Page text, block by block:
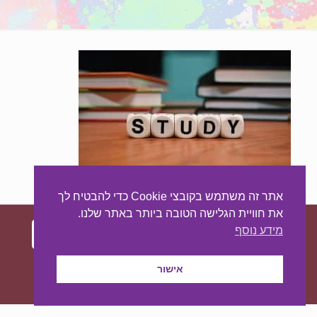
עיצוב ובניית האתר:מאסטר סייט - יצירת נוכחות
באינטרנט
אתר זה משתמש בקובצי Cookie כדי להבטיח לך
את חוויית הגלישה הטובה ביותר באתר שלנו.
מידע נוסף
אישור